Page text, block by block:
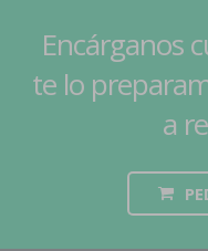
Encárganos
te lo
a